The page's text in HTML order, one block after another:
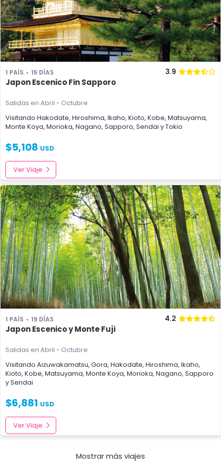
1 PAÍS 15 DÍAS 3.9
Japon Escenico Fin Sapporo
Salidas en Abril - Octubre
Visitando Hakodate, Hiroshima, Ikaho, Kioto, Kobe, Matsuyama,
Monte Koya, Morioka, Nagano, Sapporo, Sendai yTokio
$5,108 USD
Ver Viaje
1 PAÍS 19 DÍAS 4.2
Japon Escenico y Monte Fuji
Salidas en Abril - Octubre
Visitando Aizuwakamatsu, Gora, Hakodate, Hiroshima, Ikaho,
Kioto, Kobe, Matsuyama, Monte Koya, Morioka, Nagano, Sapporo
ySendai
$6,881 USD
Ver Viaje
Mostrar más viajes